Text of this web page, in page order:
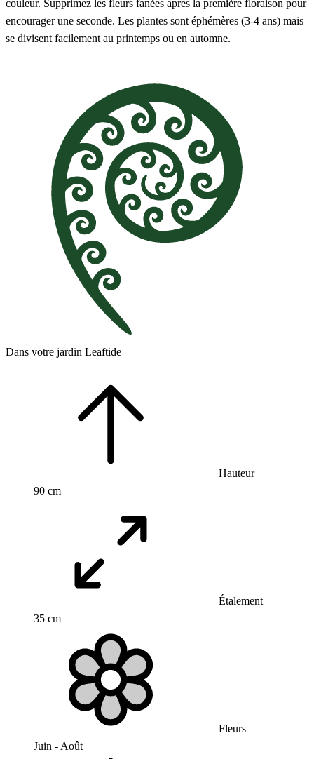
couleur. Supprimez les fleurs fanées après la première floraison pour
encourager une seconde. Les plantes sont éphémères (3-4 ans) mais
se divisent facilement au printemps ou en automne.
Dans votre jardin Leaftide
Hauteur
90 cm
Étalement
35 cm
Fleurs
Juin - Août